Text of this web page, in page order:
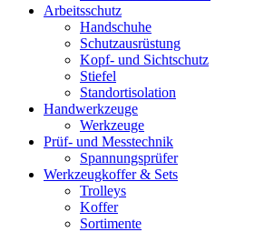
Arbeitsschutz
Handschuhe
Schutzausrüstung
Kopf- und Sichtschutz
Stiefel
Standortisolation
Handwerkzeuge
Werkzeuge
Prüf- und Messtechnik
Spannungsprüfer
Werkzeugkoffer & Sets
Trolleys
Koffer
Sortimente